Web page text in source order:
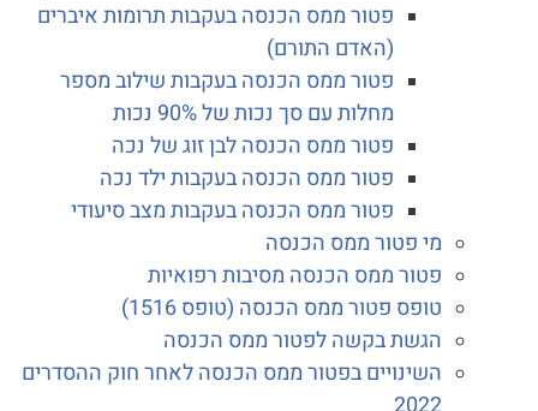
פטור ממס הכנסה בעקבות תרומות איברים
(האדם התורם)
פטור ממס הכנסה בעקבות שילוב מספר
מחלות עם סך נכות של 90% נכות
פטור ממס הכנסה לבן זוג של נכה
פטור ממס הכנסה בעקבות ילד נכה
פטור ממס הכנסה בעקבות מצב סיעודי
מי פטור ממס הכנסה
פטור ממס הכנסה מסיבות רפואיות
טופס פטור ממס הכנסה (טופס 1516)
הגשת בקשה לפטור ממס הכנסה
השינויים בפטור ממס הכנסה לאחר חוק ההסדרים